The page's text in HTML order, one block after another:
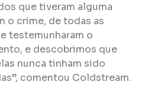
que tiveram alguma
o crime, de todas as
testemunharam o
e descobrimos que
nunca tinham sido
comentou Coldstream.